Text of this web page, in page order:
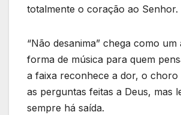
totalmente o coração ao Senhor.
“Não desanima” chega como
forma de música para quem
a faixa reconhece a dor, o choro
as perguntas feitas a Deus, mas
sempre há saída.